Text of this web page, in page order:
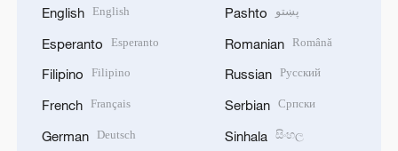
English English
Esperanto Esperanto
Filipino Filipino
French Français
German Deutsch
Pashto پښتو
Romanian Română
Russian Русский
Serbian Српски
Sinhala සිංහල